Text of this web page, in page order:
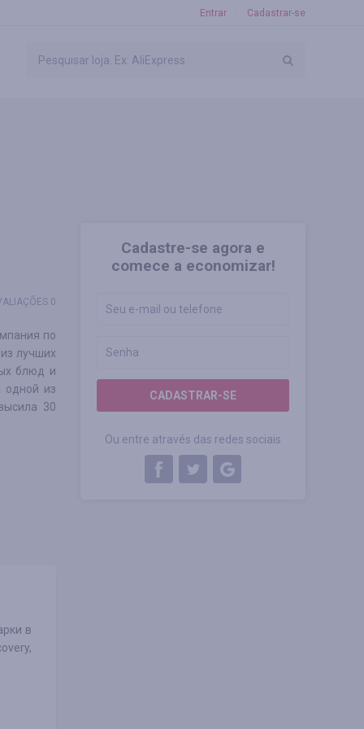
Entrar Cadastrar-se
Cadastre-se agora e
comece a economizar!
CADASTRAR-SE
Ou entre através das redes sociais
0
по
лучших
блюд и
одной из
30
в